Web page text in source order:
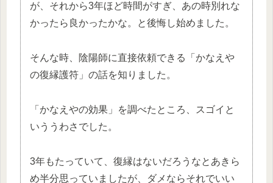
が、それから3年ほど時間がすぎ、あの時別れな
かったら良かったかな。と後悔し始めました。
そんな時、陰陽師に直接依頼できる「かなえや
の復縁護符」の話を知りました。
「かなえやの効果」を調べたところ、スゴイと
いううわさでした。
3年もたっていて、復縁はないだろうなとあきら
め半分思っていましたが、ダメならそれでいい